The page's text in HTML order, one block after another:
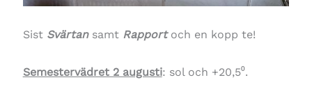
Sist Svärtansamt Rapport och en kopp te!
Semestervädret 2 augusti: sol och +20,5⁰.